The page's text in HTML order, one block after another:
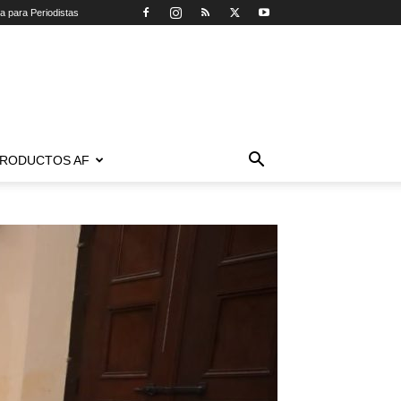
para Periodistas
AF